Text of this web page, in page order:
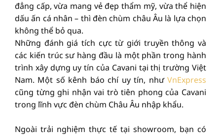
đẳng cấp, vừa mang vẻ đẹp thẩm mỹ, vừa thể hiện
dấu ấn cá nhân – thì đèn chùm châu Âu là lựa chọn
không thể bỏ qua.
Những đánh giá tích cực từ giới truyền thông và
các kiến trúc sư hàng đầu là một phần trong hành
trình xây dựng uy tín của Cavani tại thị trường Việt
Nam. Một số kênh báo chí uy tín, như VnExpress
cũng từng ghi nhận vai trò tiên phong của Cavani
trong lĩnh vực đèn chùm Châu Âu nhập khẩu.
Ngoài trải nghiệm thực tế tại showroom, bạn có